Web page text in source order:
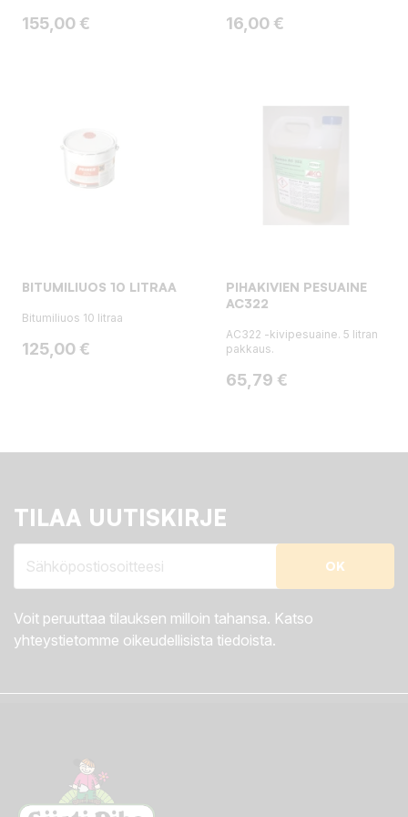
Hinta
155,00 € Hinta
16,00 €
BITUMILIUOS 10 LITRAA
Bitumiliuos 10 litraa
Hinta
125,00 €
PIHAKIVIEN PESUAINE
AC322
AC322 -kivipesuaine. 5 litran
pakkaus.
Hinta
65,79 €
TILAA UUTISKIRJE
Voit peruuttaa tilauksen milloin tahansa. Katso
yhteystietomme oikeudellisista tiedoista.